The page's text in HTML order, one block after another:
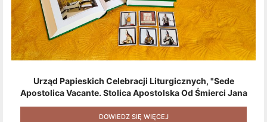
Urząd Papieskich Celebracji Liturgicznych, "Sede
Apostolica Vacante. Stolica Apostolska Od Śmierci Jana
Pawła II Do Wyboru Benedykta XVI" [2020] + Zestaw 6
Naklejek + Książka Niespodzianka + Kod Rabatowy Na
DOWIEDZ SIĘ WIĘCEJ